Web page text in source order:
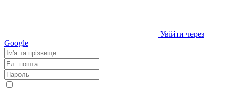
Увійти через
Google